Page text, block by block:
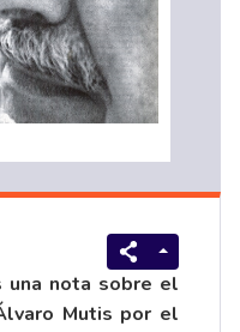
una nota sobre el
Mutis por el